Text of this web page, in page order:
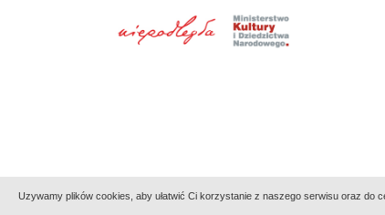
Uzywamy plików cookies, aby ułatwić Ci korzystanie z naszego serwisu oraz do